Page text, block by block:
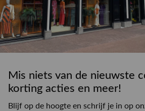
Mis niets van de nieuwste
korting acties en meer!
Blijf op de hoogte en schrijf je in op